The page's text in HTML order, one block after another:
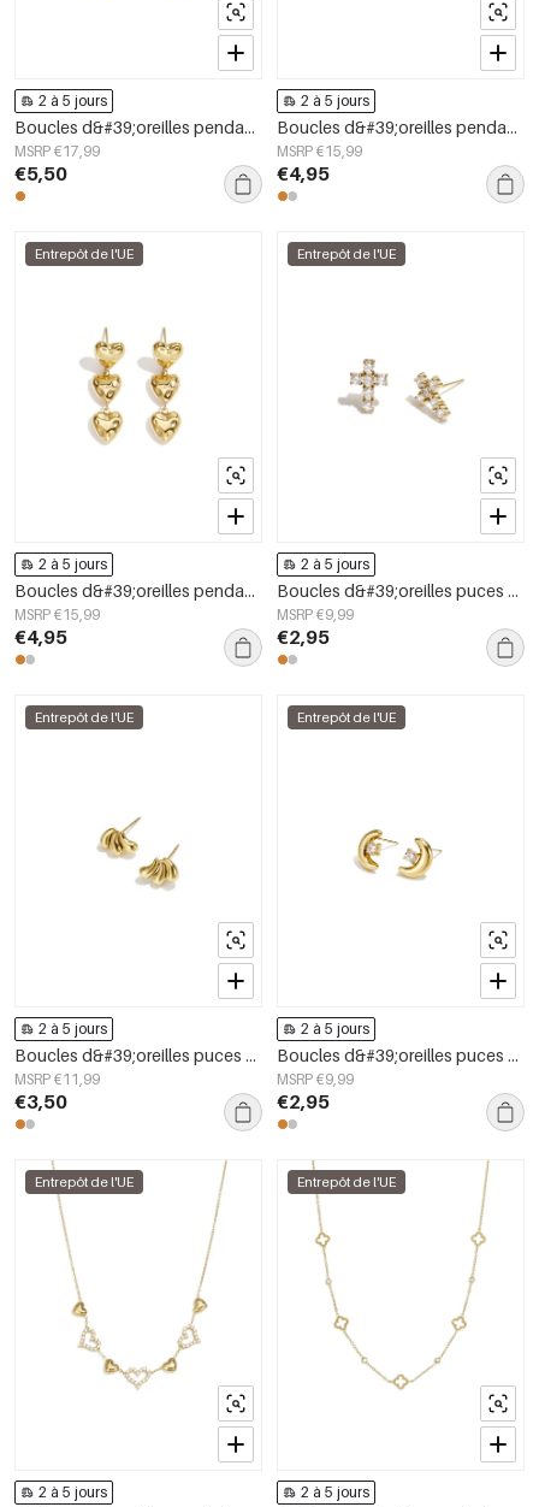
2 à 5 jours
Boucles d&#39;oreilles pendantes en acier inoxydable en forme de cœur, collection Simple Daily Simple, bijoux pour femmes
MSRP €17,99
€5,50
2 à 5 jours
Boucles d&#39;oreilles pendantes en acier inoxydable, style serpent, collection Daily Simple, bijoux pour femmes
MSRP €15,99
€4,95
Entrepôt de l'UE
2 à 5 jours
Boucles d&#39;oreilles pendantes en acier inoxydable en forme de cœur, collection Simple Daily Simple, bijoux pour femmes
MSRP €15,99
€4,95
Entrepôt de l'UE
2 à 5 jours
Boucles d&#39;oreilles puces en acier inoxydable, style croix, collection Daily Simple, bijoux pour femmes
MSRP €9,99
€2,95
Entrepôt de l'UE
2 à 5 jours
Boucles d&#39;oreilles puces en acier inoxydable, forme irrégulière, collection Simple Daily Simple, bijoux pour femmes
MSRP €11,99
€3,50
Entrepôt de l'UE
2 à 5 jours
Boucles d&#39;oreilles puces en acier inoxydable Moon Simple Daily Simple Series Bijoux pour femmes
MSRP €9,99
€2,95
Entrepôt de l'UE
2 à 5 jours
Entrepôt de l'UE
2 à 5 jours